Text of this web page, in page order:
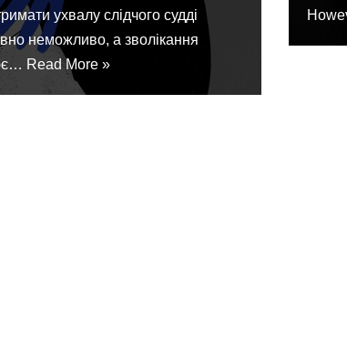
ухвалу слідчого судді
неможливо, а зволікання
Read More »